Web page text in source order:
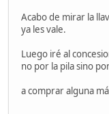
Acabo de mirar la
ya les vale.
Luego iré al
no por la pila sino
a comprar alguna